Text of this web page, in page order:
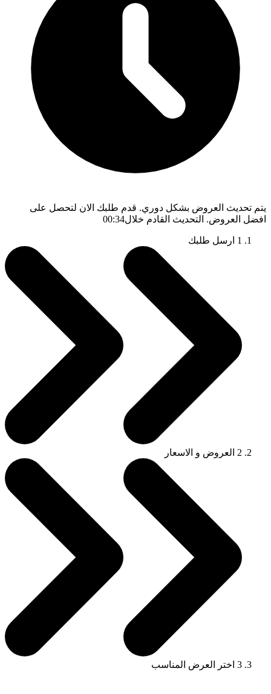
يتم تحديث العروض بشكل دوري. قدم طلبك الان لتحصل على
افضل العروض. التحديث القادم خلال00:33
1 ارسل طلبك
2 العروض و الاسعار
3 اختر العرض المناسب